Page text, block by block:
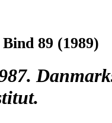
89 (1989)